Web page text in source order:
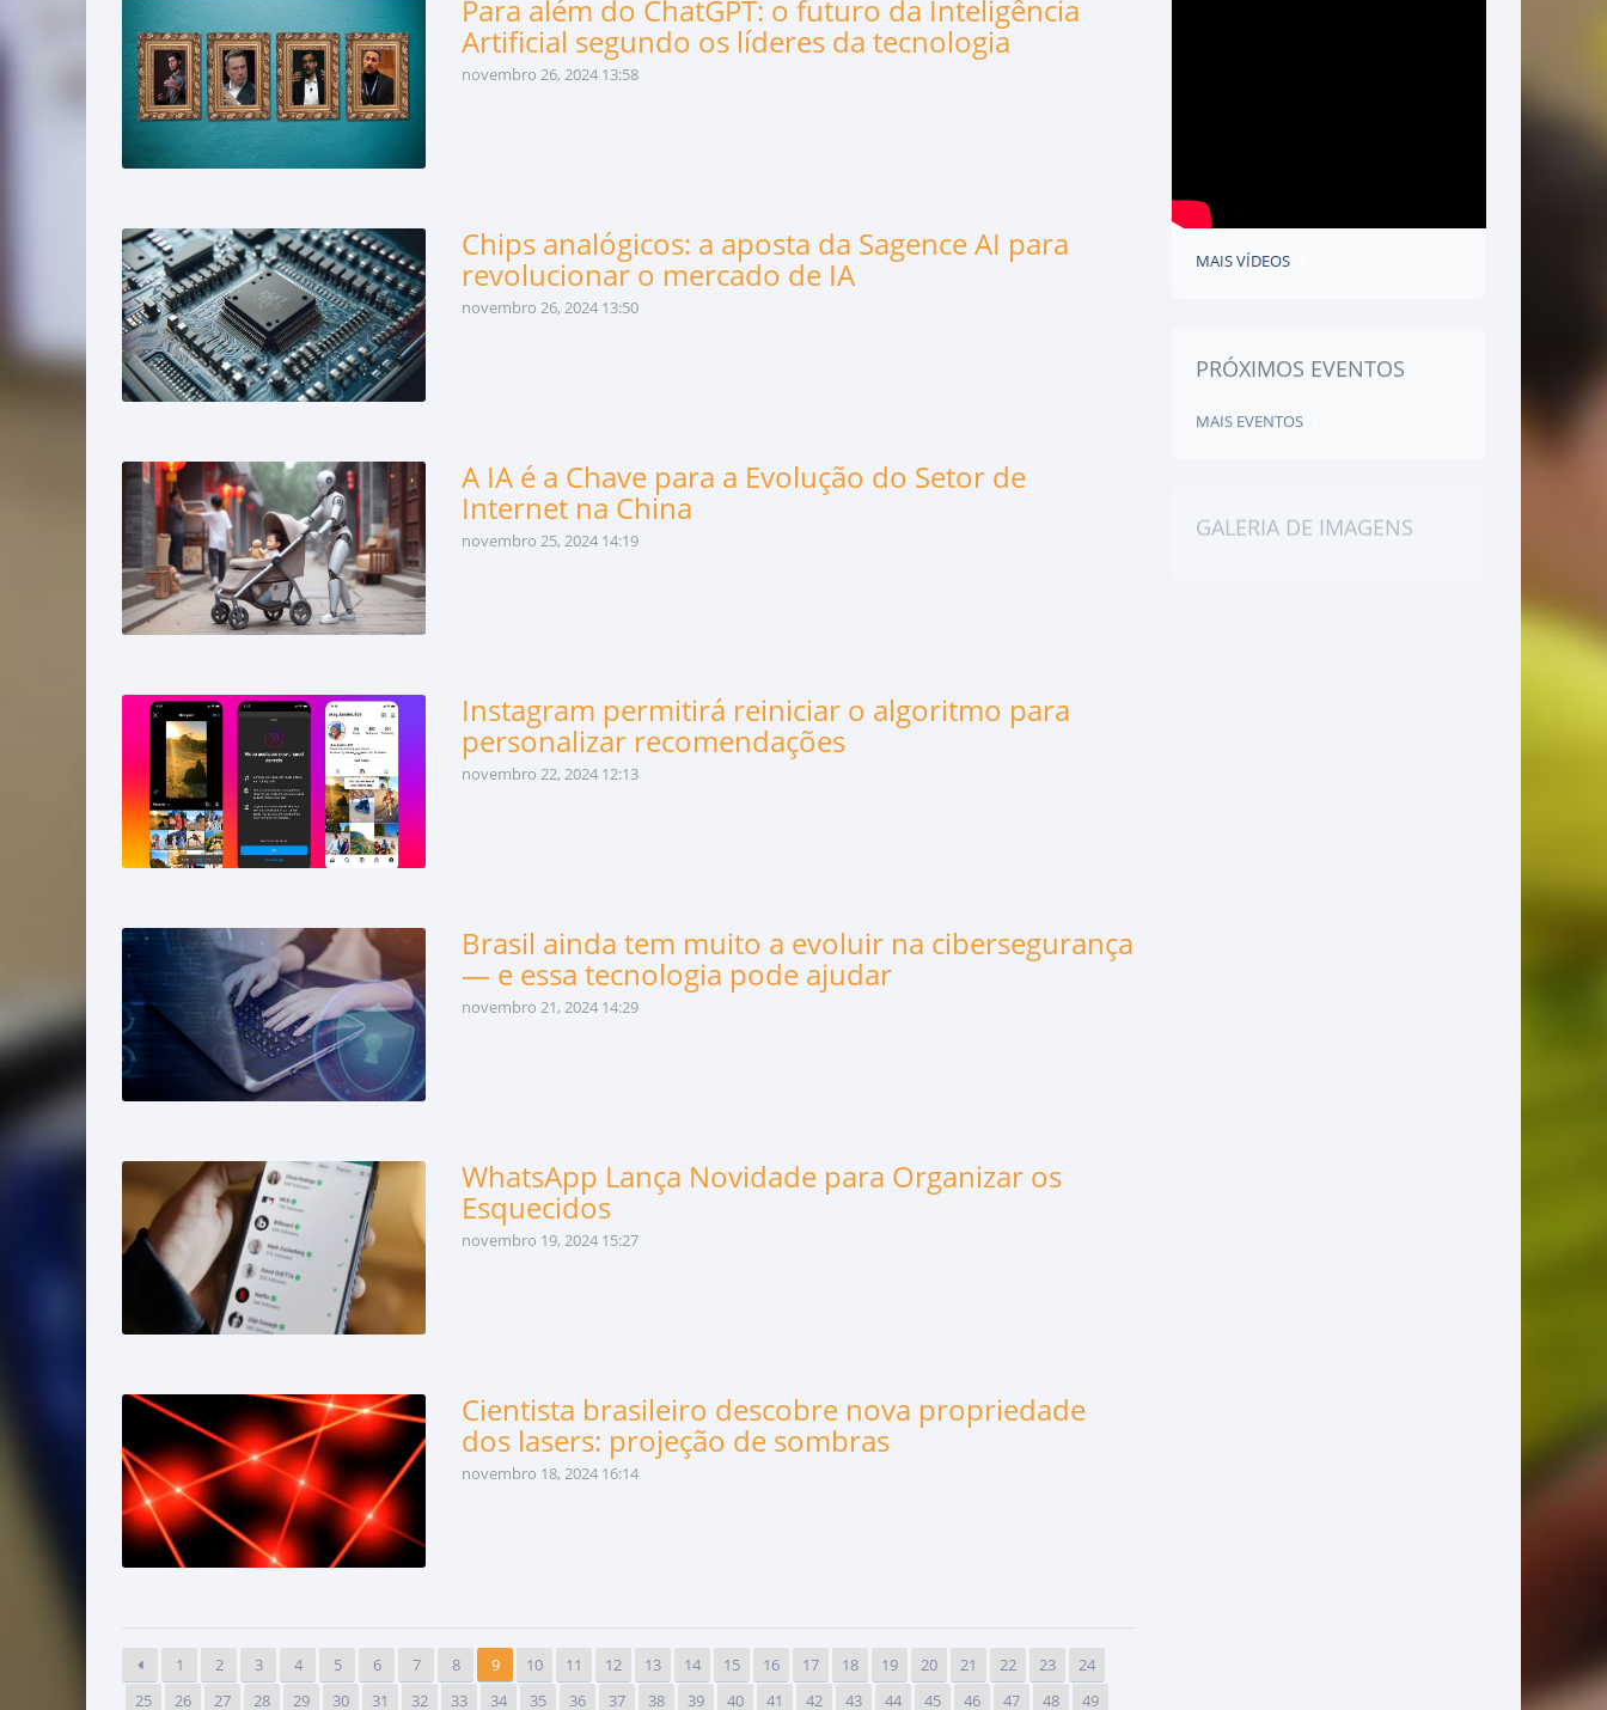
Para além do ChatGPT: o futuro da Inteligência
Artificial segundo os líderes da tecnologia
novembro 26, 2024 13:58
Chips analógicos: a aposta da Sagence AI para
revolucionar o mercado de IA
novembro 26, 2024 13:50
A IA é a Chave para a Evolução do Setor de
Internet na China
novembro 25, 2024 14:19
Instagram permitirá reiniciar o algoritmo para
personalizar recomendações
novembro 22, 2024 12:13
Brasil ainda tem muito a evoluir na cibersegurança
— e essa tecnologia pode ajudar
novembro 21, 2024 14:29
WhatsApp Lança Novidade para Organizar os
Esquecidos
novembro 19, 2024 15:27
Cientista brasileiro descobre nova propriedade
dos lasers: projeção de sombras
novembro 18, 2024 16:14
1 2 3 4 5 6 7 8 9 10 11 12 13 14 15 16 17 18 19 20 21 22 23
24
25
26 27 28 29 30 31 32 33 34 35 36 37 38 39 40 41 42 43 44 45 46 47 48
49
MAIS VÍDEOS
PRÓXIMOS EVENTOS
MAIS EVENTOS
GALERIA DE IMAGENS